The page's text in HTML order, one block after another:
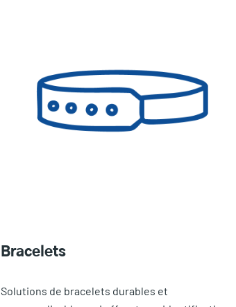
Bracelets
Solutions de bracelets durables et